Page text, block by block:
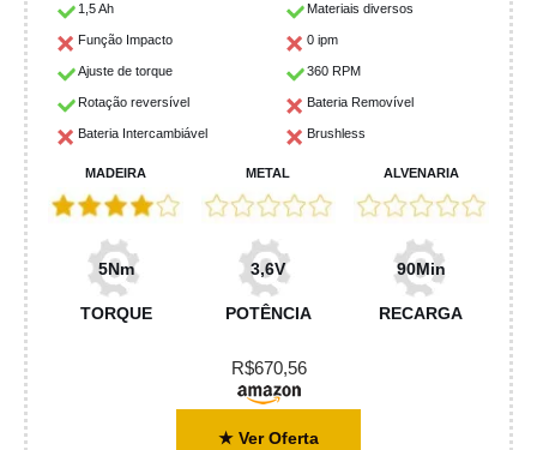
1,5 Ah Materiais diversos
Função Impacto 0 ipm
Ajuste de torque 360 RPM
Rotação reversível Bateria Removível
Bateria Intercambiável Brushless
MADEIRA METAL ALVENARIA
5Nm
TORQUE
3,6V
POTÊNCIA
90Min
RECARGA
R$670,56
★ Ver Oferta